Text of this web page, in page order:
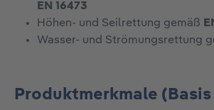
EN 16473
Höhen- und Seilrettung gemäß
Wasser- und Strömungsrettung
Produktmerkmale (Basis